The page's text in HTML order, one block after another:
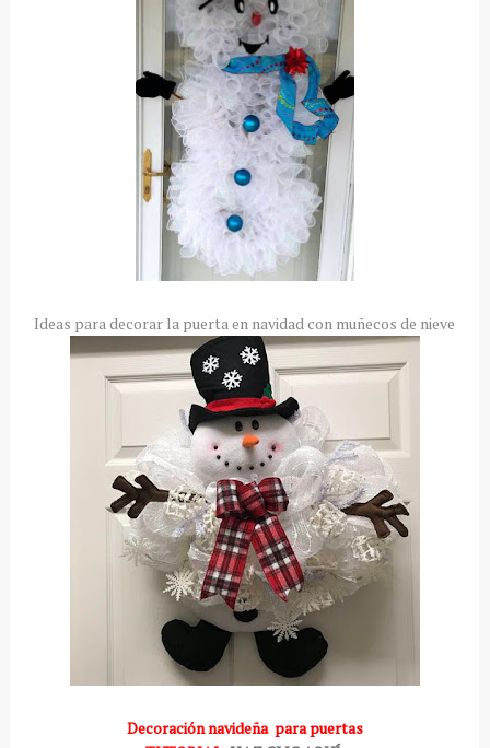
Ideas para decorar la puerta en navidad con muñecos de nieve
Decoración navideña para puertas